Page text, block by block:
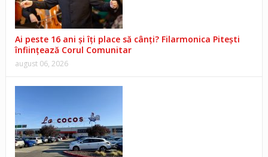
Ai peste 16 ani și îți place să cânți? Filarmonica Pitești
înființează Corul Comunitar
august 06, 2026